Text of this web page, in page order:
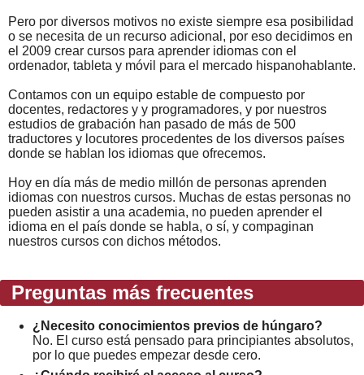
Pero por diversos motivos no existe siempre esa posibilidad
o se necesita de un recurso adicional, por eso decidimos en
el 2009 crear cursos para aprender idiomas con el
ordenador, tableta y móvil para el mercado hispanohablante.
Contamos con un equipo estable de compuesto por
docentes, redactores y y programadores, y por nuestros
estudios de grabación han pasado de más de 500
traductores y locutores procedentes de los diversos países
donde se hablan los idiomas que ofrecemos.
Hoy en día más de medio millón de personas aprenden
idiomas con nuestros cursos. Muchas de estas personas no
pueden asistir a una academia, no pueden aprender el
idioma en el país donde se habla, o sí, y compaginan
nuestros cursos con dichos métodos.
Preguntas más frecuentes
¿Necesito conocimientos previos de húngaro?
No. El curso está pensado para principiantes absolutos,
por lo que puedes empezar desde cero.